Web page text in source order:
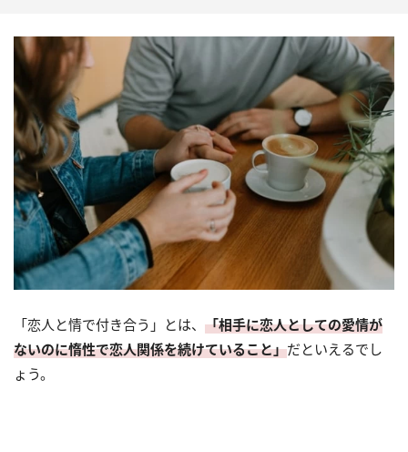
「恋人と情で付き合う」とは、 「相手に恋人としての愛情が
ないのに惰性で恋人関係を続けていること」だといえるでし
ょう。